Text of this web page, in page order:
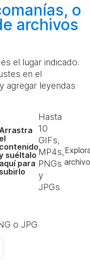
o
archivos
el lugar indicado.
en el
agregar leyendas
el
contenido
suéltalo
aquí para
subirlo
Hasta
10
GIFs,
MP4s,
PNGs
y
JPGs
o JPG